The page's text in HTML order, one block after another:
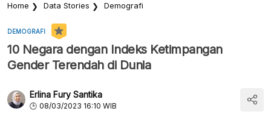
Home Data Stories Demografi
DEMOGRAFI
10 Negara dengan Indeks Ketimpangan
Gender Terendah di Dunia
Erlina Fury Santika
08/03/2023 16:10 WIB